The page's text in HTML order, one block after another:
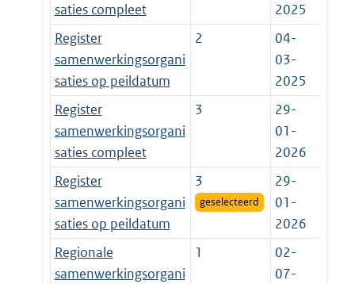
saties compleet
2025
Register
samenwerkingsorgani
saties op peildatum
2
04-
03-
2025
Register
samenwerkingsorgani
saties compleet
3
29-
01-
2026
Register
samenwerkingsorgani
saties op peildatum
3
geselecteerd
29-
01-
2026
Regionale
samenwerkingsorgani
1
02-
07-